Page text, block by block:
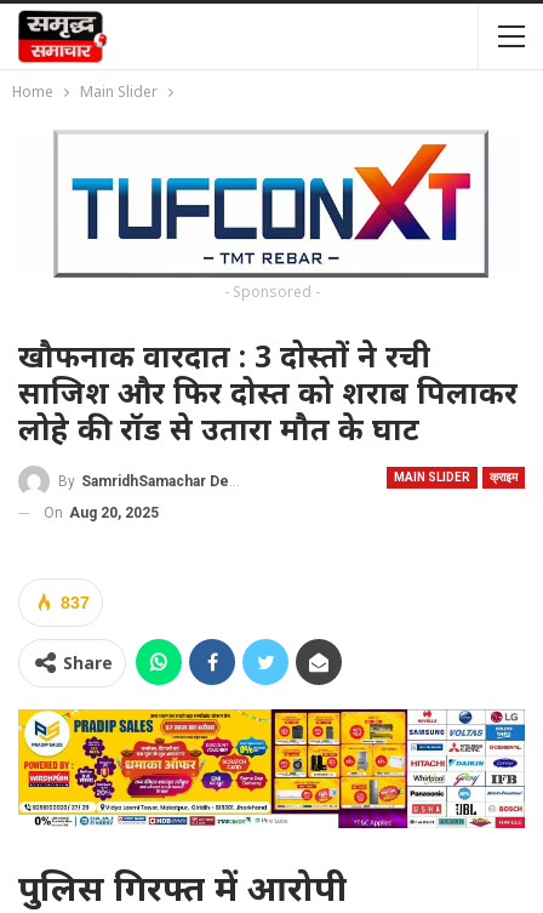
Home Main Slider
- Sponsored -
खौफनाक वारदात : 3 दोस्तों ने रची
साजिश और फिर दोस्त को शराब पिलाकर
लोहे की रॉड से उतारा मौत के घाट
MAIN SLIDER क्राइम
By SamridhSamachar Desk
On Aug 20, 2025
837
Share
पुलिस गिरफ्त में आरोपी